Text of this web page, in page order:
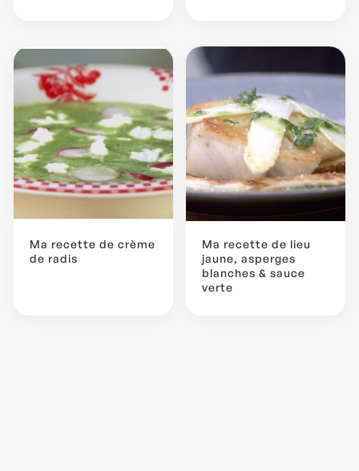
Ma recette de crème
de radis
Ma recette de lieu
jaune, asperges
blanches & sauce
verte